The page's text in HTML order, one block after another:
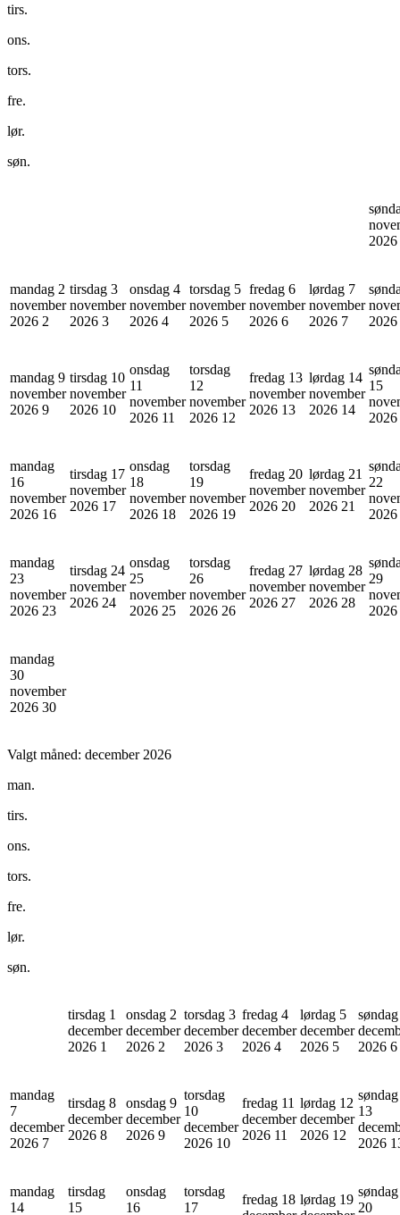
tirs.
ons.
tors.
fre.
lør.
søn.
2026
mandag 2
november
2026 2
tirsdag 3
november
2026 3
onsdag 4
november
2026 4
torsdag 5
november
2026 5
fredag 6
november
2026 6
lørdag 7
november
2026 7
2026
mandag 9
november
2026 9
tirsdag 10
november
2026 10
onsdag
11
november
2026 11
torsdag
12
november
2026 12
fredag 13
november
2026 13
lørdag 14
november
2026 14
15
2026
mandag
16
november
2026 16
tirsdag 17
november
2026 17
onsdag
18
november
2026 18
torsdag
19
november
2026 19
fredag 20
november
2026 20
lørdag 21
november
2026 21
22
2026
mandag
23
november
2026 23
tirsdag 24
november
2026 24
onsdag
25
november
2026 25
torsdag
26
november
2026 26
fredag 27
november
2026 27
lørdag 28
november
2026 28
29
2026
mandag
30
november
2026 30
Valgt måned: december 2026
man.
tirs.
ons.
tors.
fre.
lør.
søn.
tirsdag 1
december
2026 1
onsdag 2
december
2026 2
torsdag 3
december
2026 3
fredag 4
december
2026 4
lørdag 5
december
2026 5
2026 6
mandag
7
december
2026 7
tirsdag 8
december
2026 8
onsdag 9
december
2026 9
torsdag
10
december
2026 10
fredag 11
december
2026 11
lørdag 12
december
2026 12
søndag
13
2026
mandag
14
tirsdag
15
onsdag
16
torsdag
17
fredag 18 lørdag 19
søndag
20